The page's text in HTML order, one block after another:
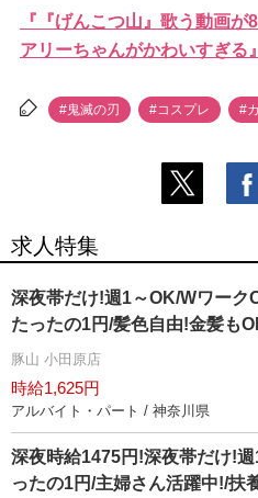
『『げんこつ山』歌う動画
アリーちゃんがかわいすぎる
#鬼滅の刃 #コスプレ #
求人特集
深夜帯だけ!週1～OK/Wワーク
たったの1円/髪色自由!金髪も
豚山 小田原店
時給1,625円
アルバイト・パート / 神奈川県
深夜時給1475円!深夜帯だけ!
ったの1円/主婦さん活躍中!/扶